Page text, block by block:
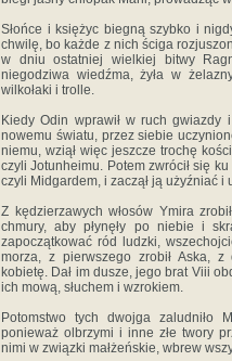
Słońce i księżyc biegną szybko i
chwilę, bo każde z nich ściga
w dniu ostatniej wielkiej bitwy
niegodziwa wiedźma, żyła w
wilkołaki i trolle.
Kiedy Odin wprawił w ruch gwiazdy
nowemu światu, przez siebie
niemu, wziął więc jeszcze trochę
czyli Jotunheimu. Potem zwrócił się
czyli Midgardem, i zaczął ją użyźniać i
Z kędzierzawych włosów Ymira
chmury, aby płynęły po niebie i
zapoczątkować ród ludzki,
morza, z pierwszego zrobił Aska,
kobietę. Dał im dusze, jego brat Viii
ich mową, słuchem i wzrokiem.
Potomstwo tych dwojga zaludniło
ponieważ olbrzymi i inne złe twory
nimi w związki małżeńskie, wbrew